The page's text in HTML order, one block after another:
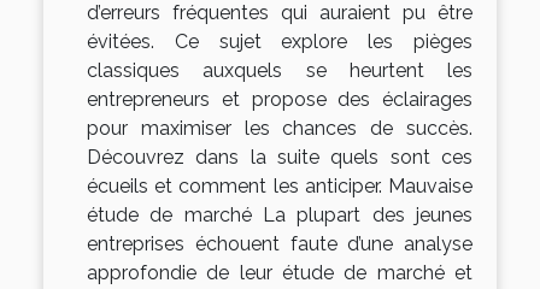
d’erreurs fréquentes qui auraient pu être
évitées. Ce sujet explore les pièges
classiques auxquels se heurtent les
entrepreneurs et propose des éclairages
pour maximiser les chances de succès.
Découvrez dans la suite quels sont ces
écueils et comment les anticiper. Mauvaise
étude de marché La plupart des jeunes
entreprises échouent faute d’une analyse
approfondie de leur étude de marché et